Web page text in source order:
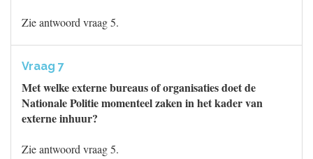
Zie antwoord vraag 5.
Vraag 7
Met welke externe bureaus of organisaties doet de
Nationale Politie momenteel zaken in het kader van
externe inhuur?
Zie antwoord vraag 5.